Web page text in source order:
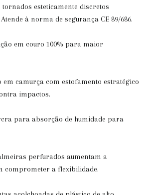
tornados esteticamente discretos
à norma de segurança CE 89/686.
em couro 100% para maior
em camurça com estofamento estratégico
impactos.
para absorção de humidade para
perfurados aumentam a
comprometer a flexibilidade.